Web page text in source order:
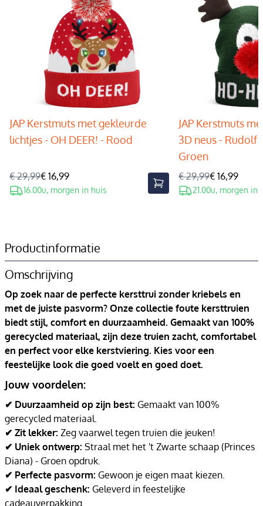
JAP Kerstmuts met gekleurde
lichtjes - OH DEER! - Rood
€ 29,99€ 16,99
16.00u, morgen in huis
JAP Kerstmuts
3D neus - Rudolf
Groen
€ 29,99€ 16,99
21.00u, morgen in
Productinformatie
Omschrijving
Op zoek naar de perfecte kersttrui zonder kriebels en
met de juiste pasvorm? Onze collectie foute kersttruien
biedt stijl, comfort en duurzaamheid. Gemaakt van 100%
gerecycled materiaal, zijn deze truien zacht, comfortabel
en perfect voor elke kerstviering. Kies voor een
feestelijke look die goed voelt en goed doet.
Jouw voordelen:
✔ Duurzaamheid op zijn best: Gemaakt van 100%
gerecycled materiaal.
✔ Zit lekker: Zeg vaarwel tegen truien die jeuken!
✔ Uniek ontwerp: Straal met het 't Zwarte schaap (Princes
Diana) - Groen opdruk.
✔ Perfecte pasvorm: Gewoon je eigen maat kiezen.
✔ Ideaal geschenk: Geleverd in feestelijke
cadeauverpakking.